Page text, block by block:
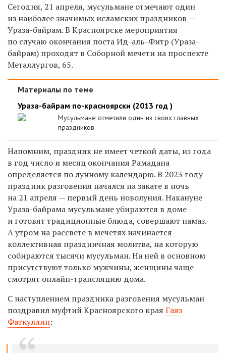
Сегодня, 21 апреля, мусульмане отмечают один
из наиболее значимых исламских праздников —
Ураза-байрам. В Красноярске мероприятия
по случаю окончания поста Ид-аль-Фитр (Ураза-
байрам) проходят в Соборной мечети на проспекте
Металлургов, 65.
Материалы по теме
Ураза-байрам по-красноярски (2013 год )
Мусульмане отметили один из своих главных
праздников
Напомним, праздник не имеет четкой даты, из года
в год число и месяц окончания Рамадана
определяется по лунному календарю. В 2023 году
праздник разговения начался на закате в ночь
на 21 апреля — первый день новолуния. Накануне
Ураза-байрама мусульмане убираются в доме
и готовят традиционные блюда, совершают намаз.
А утром на рассвете в мечетях начинается
коллективная праздничная молитва, на которую
собираются тысячи мусульман. На ней в основном
присутствуют только мужчины, женщины чаще
смотрят онлайн-трансляцию дома.
С наступлением праздника разговения мусульман
поздравил муфтий Красноярского края Гаяз
Фаткуллин: